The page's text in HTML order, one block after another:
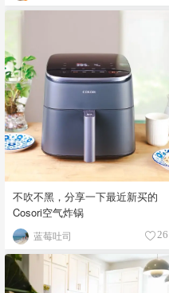
不吹不黑，分享一下最近新买的
Cosori空气炸锅
蓝莓吐司 26